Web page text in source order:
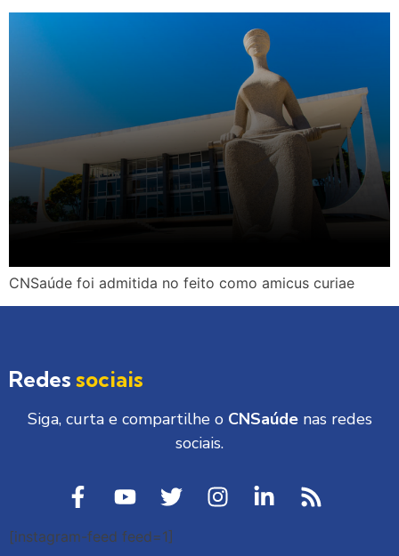
CNSaúde foi admitida no feito como amicus curiae
Redes sociais
Siga, curta e compartilhe o CNSaúdenas redes
sociais.
[instagram-feed feed=1]